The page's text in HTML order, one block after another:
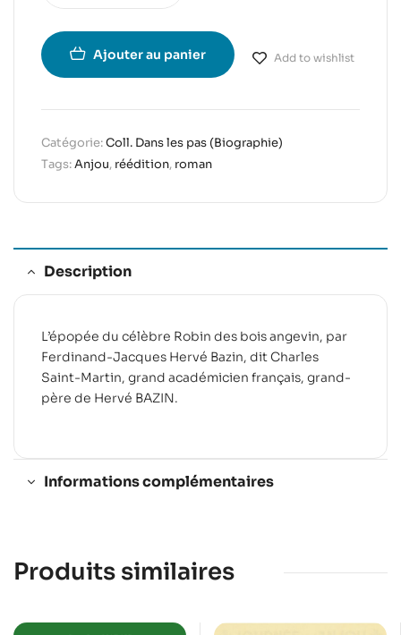
Ajouter au panier Add to wishlist
Catégorie:Coll. Dans les pas (Biographie)
Tags:Anjou, réédition, roman
Description
L’épopée du célèbre Robin des bois angevin, par
Ferdinand-Jacques Hervé Bazin, dit Charles
Saint-Martin, grand académicien français, grand-
père de Hervé BAZIN.
Informations complémentaires
Produits similaires